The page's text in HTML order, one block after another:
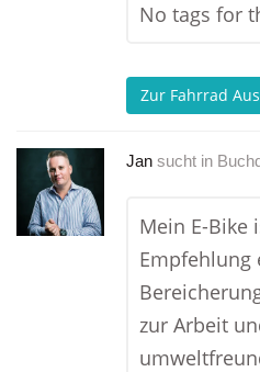
No tags for
Zur Fahrrad
Jan sucht in
Mein E-Bike
Empfehlung
zur Arbeit